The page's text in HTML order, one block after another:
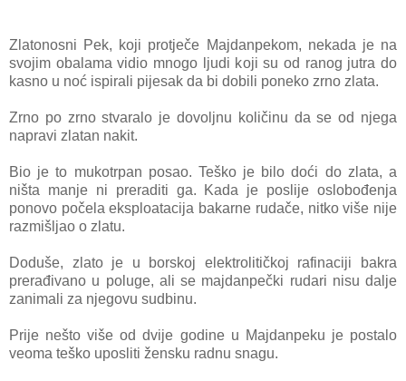
Zlatonosni Pek, koji protječe Majdanpekom, nekada je na
svojim obalama vidio mnogo ljudi koji su od ranog jutra do
kasno u noć ispirali pijesak da bi dobili poneko zrno zlata.
Zrno po zrno stvaralo je dovoljnu količinu da se od njega
napravi zlatan nakit.
Bio je to mukotrpan posao. Teško je bilo doći do zlata, a
ništa manje ni preraditi ga. Kada je poslije oslobođenja
ponovo počela eksploatacija bakarne rudače, nitko više nije
razmišljao o zlatu.
Doduše, zlato je u borskoj elektrolitičkoj rafinaciji bakra
prerađivano u poluge, ali se majdanpečki rudari nisu dalje
zanimali za njegovu sudbinu.
Prije nešto više od dvije godine u Majdanpeku je postalo
veoma teško uposliti žensku radnu snagu.